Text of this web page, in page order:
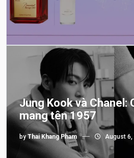
Jung Kook và Chanel:
mang tên 1957
byThai Khang Pham August 6,